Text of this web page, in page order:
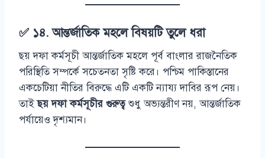
✅ ১৪. আন্তর্জাতিক মহলে বিষয়টি তুলে ধরা
ছয় দফা কর্মসূচী আন্তর্জাতিক মহলে পূর্ব বাংলার রাজনৈতিক
পরিস্থিতি সম্পর্কে সচেতনতা সৃষ্টি করে। পশ্চিম পাকিস্তানের
একচেটিয়া নীতির বিরুদ্ধে এটি একটি ন্যায্য দাবির রূপ নেয়।
তাইছয় দফা কর্মসূচীর গুরুত্বশুধু অভ্যন্তরীণ নয়, আন্তর্জাতিক
পর্যায়েও দৃশ্যমান।